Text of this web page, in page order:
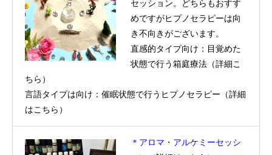
セッション。どちらもおすす
めですがヒプノセラピーは向
き不向きがございます。
直感的タイプ向け：目覚めた
状態で行う箱庭療法（詳細こ
ちら ）
言語タイプは向け：催眠状態で行うヒプノセラピー（詳細
はこちら ）
＊アロマ・アルケミーセッシ